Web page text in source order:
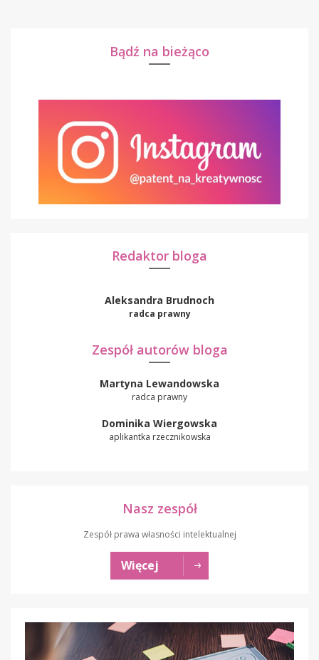
Bądź na bieżąco
Redaktor bloga
Aleksandra Brudnoch
radca prawny
Zespół autorów bloga
Martyna Lewandowska
radca prawny
Dominika Wiergowska
aplikantka rzecznikowska
Nasz zespół
Zespół prawa własności intelektualnej
Więcej